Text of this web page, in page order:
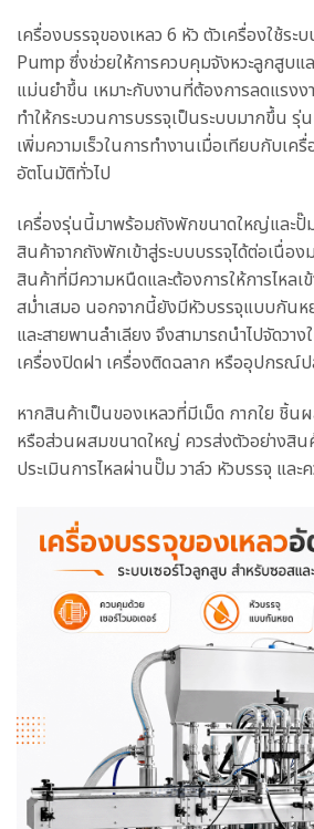
เครื่องบรรจุของเหลว 6 หัว ตัวเครื่องใช้ร
Pump ซึ่งช่วยให้การควบคุมจังหวะลูกสูบแ
แม่นยำขึ้น เหมาะกับงานที่ต้องการลดแรง
ทำให้กระบวนการบรรจุเป็นระบบมากขึ้น รุ่
เพิ่มความเร็วในการทำงานเมื่อเทียบกับเค
อัตโนมัติทั่วไป
เครื่องรุ่นนี้มาพร้อมถังพักขนาดใหญ่และปั๊
สินค้าจากถังพักเข้าสู่ระบบบรรจุได้ต่อเนื่อง
สินค้าที่มีความหนืดและต้องการให้การไหลเ
สม่ำเสมอ นอกจากนี้ยังมีหัวบรรจุแบบกันห
และสายพานลำเลียง จึงสามารถนำไปจัดวา
เครื่องปิดฝา เครื่องติดฉลาก หรืออุปกรณ์ป
หากสินค้าเป็นของเหลวที่มีเม็ด กากใย ชิ้น
หรือส่วนผสมขนาดใหญ่ ควรส่งตัวอย่างสิ
ประเมินการไหลผ่านปั๊ม วาล์ว หัวบรรจุ และ